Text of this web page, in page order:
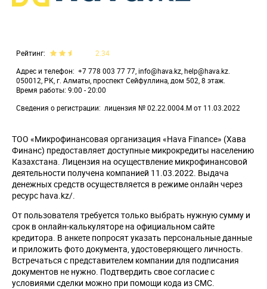
Рейтинг
2.34
Адрес и телефон
+7 778 003 77 77, info@hava.kz, help@hava.kz.
050012, РК, г. Алматы, проспект Сейфуллина, дом 502, 8 этаж.
Время работы: 9:00 - 20:00
Сведения о регистрации
лицензия № 02.22.0004.М от 11.03.2022
ТОО «Микрофинансовая организация «Hava Finance» (Хава
Финанс) предоставляет доступные микрокредиты населению
Казахстана. Лицензия на осуществление микрофинансовой
деятельности получена компанией 11.03.2022. Выдача
денежных средств осуществляется в режиме онлайн через
ресурс hava.kz/.
От пользователя требуется только выбрать нужную сумму и
срок в онлайн-калькуляторе на официальном сайте
кредитора. В анкете попросят указать персональные данные
и приложить фото документа, удостоверяющего личность.
Встречаться с представителем компании для подписания
документов не нужно. Подтвердить свое согласие с
условиями сделки можно при помощи кода из СМС.